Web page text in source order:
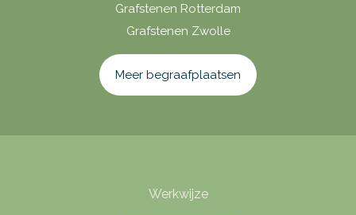
Grafstenen Rotterdam
Grafstenen Zwolle
Meer begraafplaatsen
Werkwijze